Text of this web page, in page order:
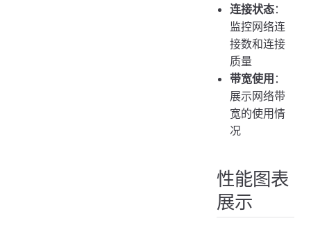
连接状态：
监控网络连
接数和连接
质量
带宽使用 ：
展示网络带
宽的使用情
况
性能图表
展示